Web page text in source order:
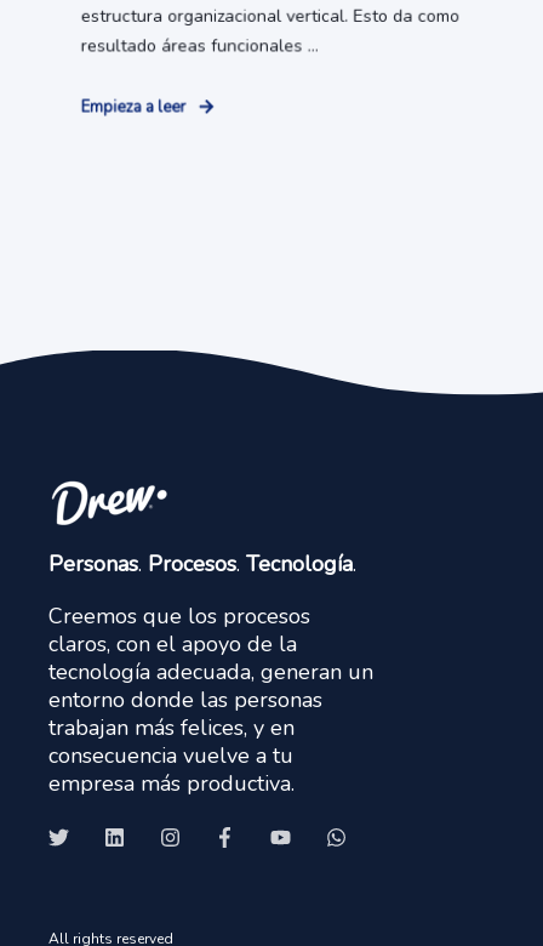
estructura organizacional vertical. Esto da como
resultado áreas funcionales ...
Empieza a leer
Personas. Procesos. Tecnología.
Creemos que los procesos
claros, con el apoyo de la
tecnología adecuada, generan un
entorno donde las personas
trabajan más felices, y en
consecuencia vuelve a tu
empresa más productiva.
All rights reserved